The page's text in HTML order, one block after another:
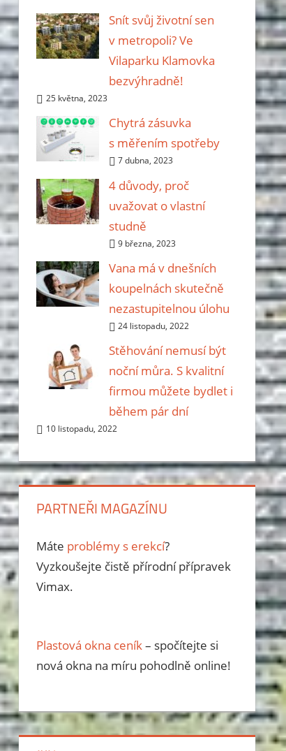
Snít svůj životní sen
v metropoli? Ve
Vilaparku Klamovka
bezvýhradně!
25 května, 2023
Chytrá zásuvka
s měřením spotřeby
7 dubna, 2023
4 důvody, proč
uvažovat o vlastní
studně
9 března, 2023
Vana má v dnešních
koupelnách skutečně
nezastupitelnou úlohu
24 listopadu, 2022
Stěhování nemusí být
noční můra. S kvalitní
firmou můžete bydlet i
během pár dní
10 listopadu, 2022
PARTNEŘI MAGAZÍNU
Máte problémy s erekcí?
Vyzkoušejte čistě přírodní přípravek
Vimax.
Plastová okna ceník– spočítejte si
nová okna na míru pohodlně online!